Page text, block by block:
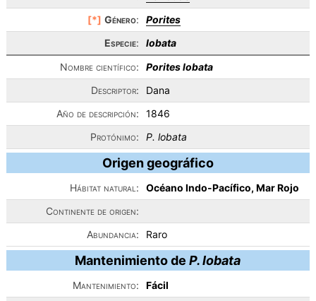
[*] Género:
Porites
Especie:
lobata
Nombre científico:
Porites lobata
Descriptor:
Dana
Año de descripción:
1846
Protónimo:
P. lobata
Origen geográfico
Hábitat natural:
Océano Indo-Pacífico, Mar Rojo
Continente de origen:
Abundancia:
Raro
Mantenimiento deP. lobata
Mantenimiento:
Fácil